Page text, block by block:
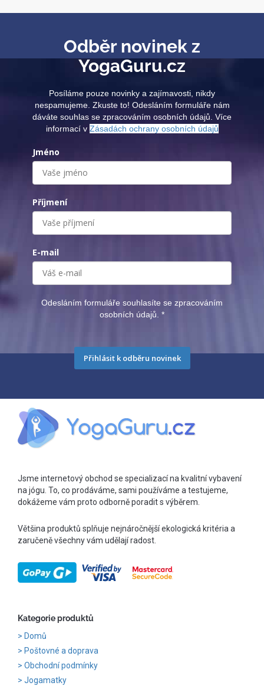
Odběr novinek z
YogaGuru.cz
Posíláme pouze novinky a zajímavosti, nikdy
nespamujeme. Zkuste to! Odesláním formuláře nám
dáváte souhlas se zpracováním osobních údajů. Více
informací v Zásadách ochrany osobních údajů
Jméno
Příjmení
E-mail
Odesláním formuláře souhlasíte se zpracováním
osobních údajů. *
Přihlásit k odběru novinek
Jsme internetový obchod se specializací na kvalitní vybavení
na jógu. To, co prodáváme, sami používáme a testujeme,
dokážeme vám proto odborně poradit s výběrem.
Většina produktů splňuje nejnáročnější ekologická kritéria a
zaručeně všechny vám udělají radost.
Kategorie produktů
Domů
Poštovné a doprava
Obchodní podmínky
Jogamatky